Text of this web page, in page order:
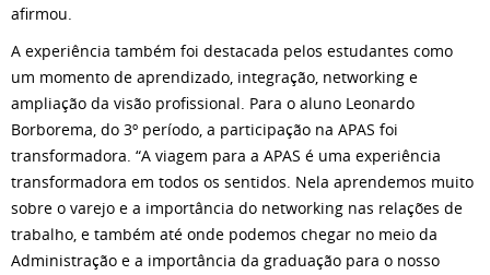
afirmou.
A experiência também foi destacada pelos estudantes como
um momento de aprendizado, integração, networking e
ampliação da visão profissional. Para o aluno Leonardo
Borborema, do 3º período, a participação na APAS foi
transformadora. “A viagem para a APAS é uma experiência
transformadora em todos os sentidos. Nela aprendemos muito
sobre o varejo e a importância do networking nas relações de
trabalho, e também até onde podemos chegar no meio da
Administração e a importância da graduação para o nosso